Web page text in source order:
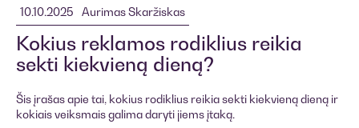
10.10.2025 Aurimas Skaržiskas
Kokius reklamos rodiklius reikia
sekti kiekvieną dieną?
Šis įrašas apie tai, kokius rodiklius reikia sekti kiekvieną dieną ir
kokiais veiksmais galima daryti jiems įtaką.